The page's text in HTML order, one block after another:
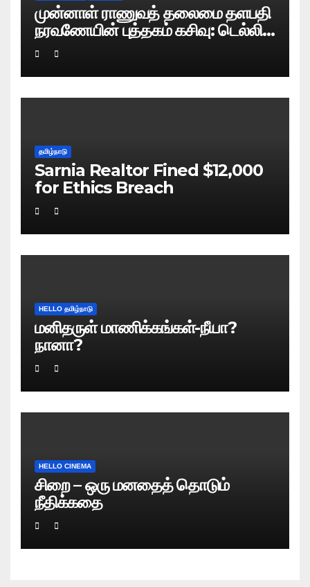
முன்னாள் ராணுவத் தலைமை தளபதி
நரவணேயின் புத்தகம் கசிவு: டெல்லி
போலிஸ் வழக்குப் பதிவு!
தமிழ்நாடு
Sarnia Realtor Fined $12,000
for Ethics Breach
HELLO தமிழ்நாடு
மனிதருள் மாணிக்கங்கள்-நீயா?
நானா?
HELLO CINEMA
சிறை – ஒரு மனதைத் தொடும்
நீதிக்கதை